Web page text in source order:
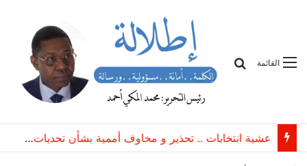
القائمة
محكمة إماراتية : تأجيل النظر في قضية سودانيين متهمين بـ”الاتجار غير المشروع بعتاد عسكري”